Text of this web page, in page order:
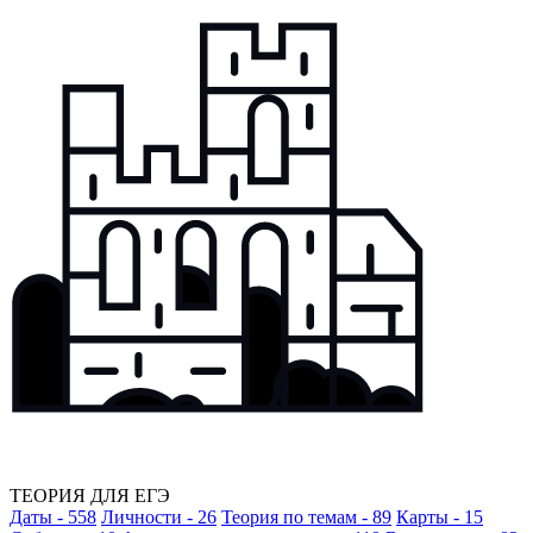
ТЕОРИЯ ДЛЯ ЕГЭ
Даты - 558 Личности - 26 Теория по темам - 89 Карты - 15